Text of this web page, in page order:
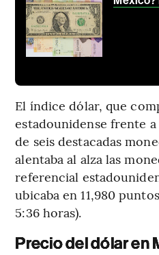
El índice dólar, que
estadounidense frente
de seis destacadas
alentaba al alza las
referencial
ubicaba en 11,980
5:36 horas).
Precio del dólar en